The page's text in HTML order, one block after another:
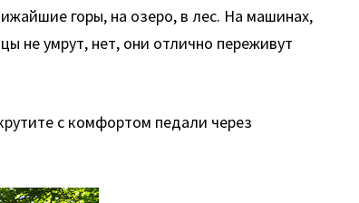
горы, на озеро, в лес. На машинах,
не умрут, нет, они отлично переживут
с комфортом педали через